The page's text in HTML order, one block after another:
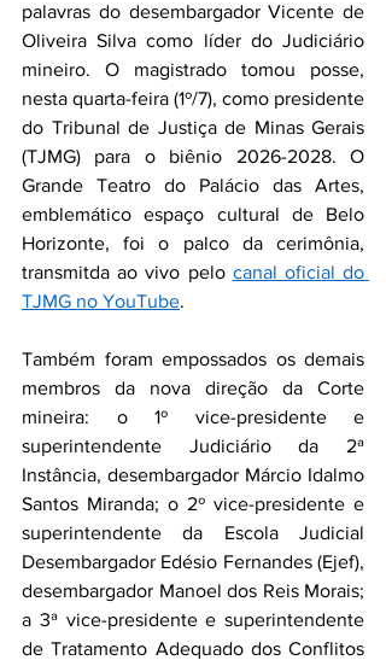
palavras do desembargador Vicente de
Oliveira Silva como líder do Judiciário
mineiro. O magistrado tomou posse,
nesta quarta-feira (1º/7), como presidente
do Tribunal de Justiça de Minas Gerais
(TJMG) para o biênio 2026-2028. O
Grande Teatro do Palácio das Artes,
emblemático espaço cultural de Belo
Horizonte, foi o palco da cerimônia,
transmitda ao vivo pelo canal oficial do
TJMG no YouTube.
Também foram empossados os demais
membros da nova direção da Corte
mineira: o 1º vice-presidente e
superintendente Judiciário da 2ª
Instância, desembargador Márcio Idalmo
Santos Miranda; o 2º vice-presidente e
superintendente da Escola Judicial
Desembargador Edésio Fernandes (Ejef),
desembargador Manoel dos Reis Morais;
a 3ª vice-presidente e superintendente
de Tratamento Adequado dos Conflitos